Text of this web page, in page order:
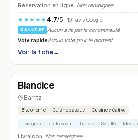
Réservation en ligne :Non renseignée
★★★★★4.7/5· 191 avis Google
RANKEAT
Aucun avis par la communauté
Vote rapideAucun vote pour le moment
Voir la fiche→
N° 9
Blandice
Biarritz
Bistronomie Cuisine basque Cuisine créative
Foie gras Ris de veau Txuleta Soufflé Menu
Livraison :Non renseignée